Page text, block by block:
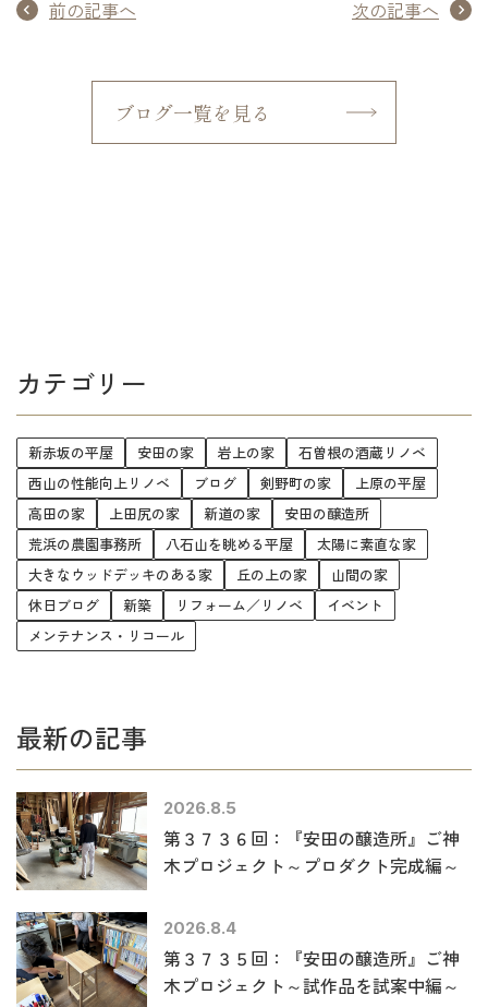
前の記事へ 次の記事へ
ブログ一覧を見る
カテゴリー
新赤坂の平屋 安田の家 岩上の家
石曽根の酒蔵リノベ
西山の性能向上リノベ
ブログ 剣野町の家
上原の平屋
高田の家
上田尻の家 新道の家
安田の醸造所
荒浜の農園事務所
八石山を眺める平屋
太陽に素直な家
大きなウッドデッキのある家
丘の上の家
山間の家
休日ブログ
新築 リフォーム／リノベ
イベント
メンテナンス・リコール
最新の記事
2026.8.5
第３７３６回：『安田の醸造所』ご神
木プロジェクト～プロダクト完成編～
2026.8.4
第３７３５回：『安田の醸造所』ご神
木プロジェクト～試作品を試案中編～